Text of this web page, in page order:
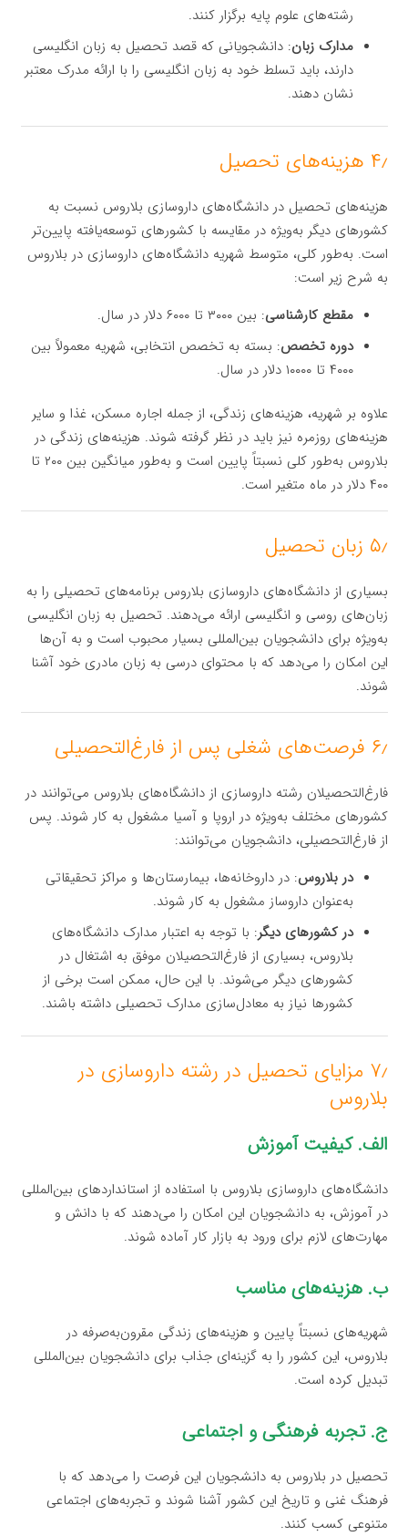
رشته‌های علوم پایه برگزار کنند.
مدارک زبان: دانشجویانی که قصد تحصیل به زبان انگلیسی
دارند، باید تسلط خود به زبان انگلیسی را با ارائه مدرک معتبر
نشان دهند.
۴٫ هزینه‌های تحصیل
هزینه‌های تحصیل در دانشگاه‌های داروسازی بلاروس نسبت به
کشورهای دیگر به‌ویژه در مقایسه با کشورهای توسعه‌یافته پایین‌تر
است. به‌طور کلی، متوسط شهریه دانشگاه‌های داروسازی در بلاروس
به شرح زیر است:
مقطع کارشناسی: بین ۳۰۰۰ تا ۶۰۰۰ دلار در سال.
دوره تخصص: بسته به تخصص انتخابی، شهریه معمولاً بین
۴۰۰۰ تا ۱۰۰۰۰ دلار در سال.
علاوه بر شهریه، هزینه‌های زندگی، از جمله اجاره مسکن، غذا و سایر
هزینه‌های روزمره نیز باید در نظر گرفته شوند. هزینه‌های زندگی در
بلاروس به‌طور کلی نسبتاً پایین است و به‌طور میانگین بین ۲۰۰ تا
۴۰۰ دلار در ماه متغیر است.
۵٫ زبان تحصیل
بسیاری از دانشگاه‌های داروسازی بلاروس برنامه‌های تحصیلی را به
زبان‌های روسی و انگلیسی ارائه می‌دهند. تحصیل به زبان انگلیسی
به‌ویژه برای دانشجویان بین‌المللی بسیار محبوب است و به آن‌ها
این امکان را می‌دهد که با محتوای درسی به زبان مادری خود آشنا
شوند.
۶٫ فرصت‌های شغلی پس از فارغ‌التحصیلی
فارغ‌التحصیلان رشته داروسازی از دانشگاه‌های بلاروس می‌توانند در
کشورهای مختلف به‌ویژه در اروپا و آسیا مشغول به کار شوند. پس
از فارغ‌التحصیلی، دانشجویان می‌توانند:
در بلاروس: در داروخانه‌ها، بیمارستان‌ها و مراکز تحقیقاتی
به‌عنوان داروساز مشغول به کار شوند.
در کشورهای دیگر: با توجه به اعتبار مدارک دانشگاه‌های
بلاروس، بسیاری از فارغ‌التحصیلان موفق به اشتغال در
کشورهای دیگر می‌شوند. با این حال، ممکن است برخی از
کشورها نیاز به معادل‌سازی مدارک تحصیلی داشته باشند.
۷٫ مزایای تحصیل در رشته داروسازی در
بلاروس
الف. کیفیت آموزش
دانشگاه‌های داروسازی بلاروس با استفاده از استانداردهای بین‌المللی
در آموزش، به دانشجویان این امکان را می‌دهند که با دانش و
مهارت‌های لازم برای ورود به بازار کار آماده شوند.
ب. هزینه‌های مناسب
شهریه‌های نسبتاً پایین و هزینه‌های زندگی مقرون‌به‌صرفه در
بلاروس، این کشور را به گزینه‌ای جذاب برای دانشجویان بین‌المللی
تبدیل کرده است.
ج. تجربه فرهنگی و اجتماعی
تحصیل در بلاروس به دانشجویان این فرصت را می‌دهد که با
فرهنگ غنی و تاریخ این کشور آشنا شوند و تجربه‌های اجتماعی
متنوعی کسب کنند.